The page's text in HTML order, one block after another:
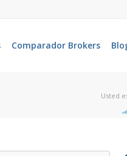
Comparador Brokers
Usted